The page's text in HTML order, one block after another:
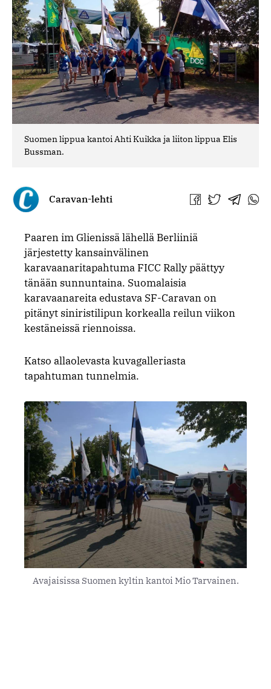
Suomen lippua kantoi Ahti Kuikka ja liiton lippua Elis
Bussman.
Caravan-lehti
Jaa Jaa Jaa Jaa
Paaren im Glienissä lähellä Berliiniä
järjestetty kansainvälinen
karavaanaritapahtuma FICC Rally päättyy
tänään sunnuntaina. Suomalaisia
karavaanareita edustava SF-Caravan on
pitänyt siniristilipun korkealla reilun viikon
kestäneissä riennoissa.
Katso allaolevasta kuvagalleriasta
tapahtuman tunnelmia.
Avajaisissa Suomen kyltin kantoi Mio Tarvainen.